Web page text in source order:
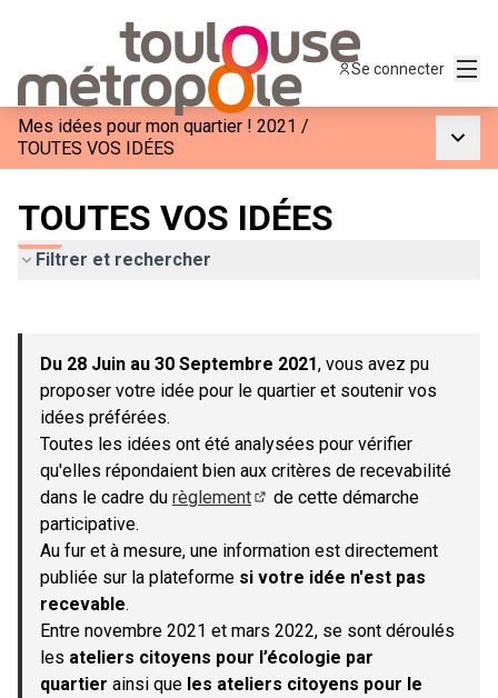
Se connecter
Mes idées pour mon quartier ! 2021 /
TOUTES VOS IDÉES
TOUTES VOS IDÉES
Filtrer et rechercher
−
Du 28 Juin au 30 Septembre 2021, vous avez pu
proposer votre idée pour le quartier et soutenir vos
idées préférées.
Toutes les idées ont été analysées pour vérifier
qu'elles répondaient bien aux critères de recevabilité
dans le cadre du règlement
de cette démarche
participative.
Au fur et à mesure, une information est directement
publiée sur la plateforme si votre idée n'est pas
recevable.
Entre novembre 2021 et mars 2022, se sont déroulés
les ateliers citoyens pour l’écologie par
quartier ainsi que les ateliers citoyens pour le